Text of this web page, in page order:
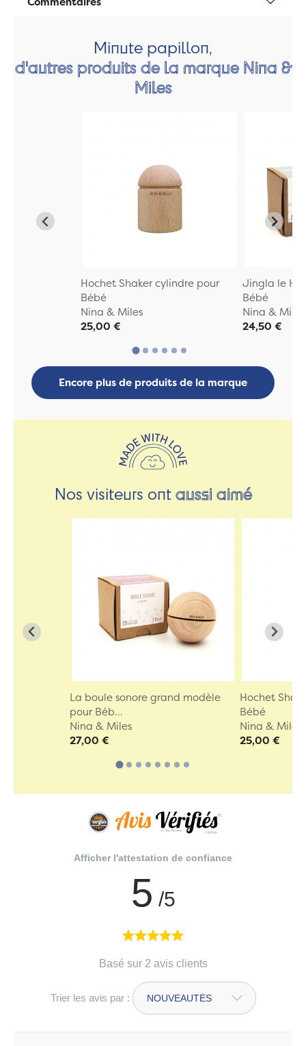
Minute papillon,
d'autres produits de la marque Nina &
Miles
Hochet Shaker cylindre pour
Bébé
Nina & Miles
25,00 €
Jingla le
Bébé
Nina & Miles
24,50 €
Encore plus de produits de la marque
Nos visiteurs ontaussi aimé
La boule sonore grand modèle
pour Béb...
Nina & Miles
27,00 €
Hochet
Bébé
Nina & Miles
25,00 €
Afficher l'attestation de confiance
5 /5
Basé sur 2 avis clients
Trier les avis par :